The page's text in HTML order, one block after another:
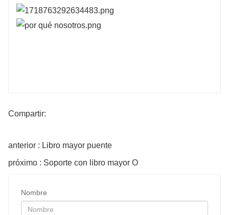
Compartir:
anterior : Libro mayor puente
próximo : Soporte con libro mayor O
Nombre